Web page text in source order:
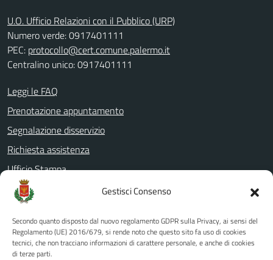
Gestisci Consenso
Secondo quanto disposto dal nuovo regolamento GDPR sulla Privacy, ai sensi del
Regolamento (UE) 2016/679, si rende noto che questo sito fa uso di cookies
tecnici, che non tracciano informazioni di carattere personale, e anche di cookies
di terze parti.
U.O. Ufficio Relazioni con il Pubblico (URP)
Numero verde: 0917401111
PEC: protocollo@cert.comune.palermo.it
Centralino unico: 0917401111
Leggi le FAQ
Prenotazione appuntamento
Segnalazione disservizio
Richiesta assistenza
Ufficio Stampa
Amministrazione Trasparente
Albo pretorio
Informativa privacy
Note legali